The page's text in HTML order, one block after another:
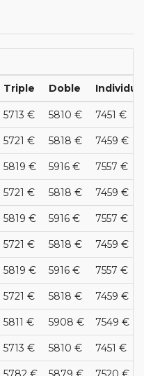
Triple Doble
5713 € 5810 € 7451 €
5721 € 5818 € 7459 €
5819 € 5916 € 7557 €
5721 € 5818 € 7459 €
5819 € 5916 € 7557 €
5721 € 5818 € 7459 €
5819 € 5916 € 7557 €
5721 € 5818 € 7459 €
5811 € 5908 € 7549 €
5713 € 5810 € 7451 €